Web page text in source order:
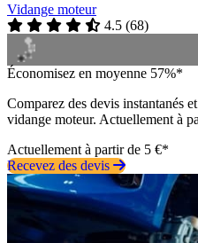
Vidange moteur
4.5 (68)
Économisez en moyenne 57%*
Comparez des devis instantanés
vidange moteur. Actuellement à
Actuellement à partir de 5 €*
Recevez des devis